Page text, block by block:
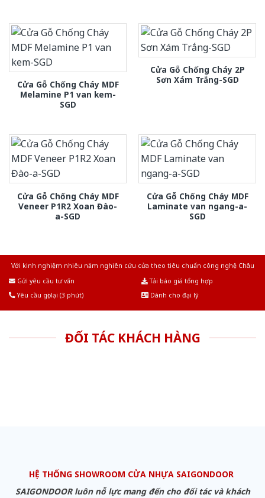
Cửa Gỗ Chống Cháy MDF
Melamine P1 van kem-
SGD
Cửa Gỗ Chống Cháy 2P
Sơn Xám Trắng-SGD
Cửa Gỗ Chống Cháy MDF
Veneer P1R2 Xoan Đào-
a-SGD
Cửa Gỗ Chống Cháy MDF
Laminate van ngang-a-
SGD
Với kinh nghiệm nhiêu năm nghiên cứu cửa theo tiêu chuẩn công nghệ Châu
Gửi yêu cầu tư vấn
Tải báo giá tổng hợp
Yêu cầu gọi lại (3 phút)
Dành cho đại lý
ĐỐI TÁC KHÁCH HÀNG
HỆ THỐNG SHOWROOM CỬA NHỰA SAIGONDOOR
SAIGONDOOR luôn nỗ lực mang đến cho đối tác và khách